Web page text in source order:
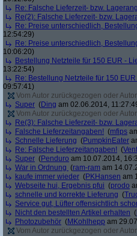
Re: Falsche Lieferzeit- bzw.
Re(2): Falsche Lieferzeit- bzw.
Re: Preise unterschiedlich,
12:54:29)
Re: Preise unterschiedlich,
10:06:20)
Bestellung Netzteile für 150 EUR -
13:22:54)
Re: Bestellung Netzteile für 150
09:57:41)
Vom Autor zurückgezogen oder
Super (Ding am 02.06.2014,
Vom Autor zurückgezogen oder
Re(3): Falsche Lieferzeit- bzw.
Falsche Lieferzeitangaben! (mfips
Schnelle Lieferung (PumpkinEater
Re: Falsche Lieferzeitangaben! (
Super (Penduro am 10.07.2014,
War in Ordnung (ram-ram am
kaufe immer wieder (PKHansen am
Webseite hui, Ergebnis pfui (prodo
schnelle und korrekte Lieferung (
Service gut, Lüfter offensichtlich
Nicht den bestellten Artikel erhalten (
Photozubehör (MKohlhepp am
Vom Autor zurückgezogen oder